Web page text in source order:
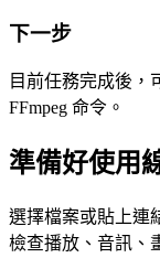
下一步
目前任務完成後，
FFmpeg 命令。
準備好使用
選擇檔案或貼上連
檢查播放、音訊、